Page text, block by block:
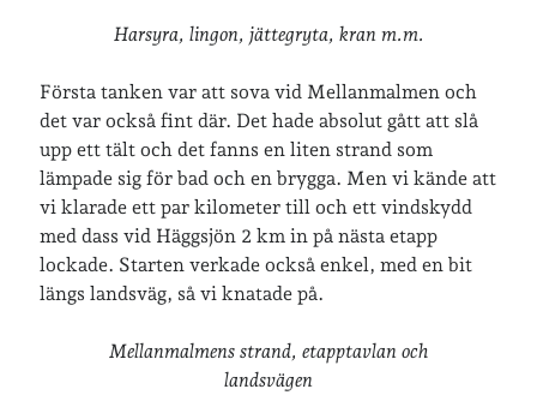
Harsyra, lingon, jättegryta, kran m.m.
Första tanken var att sova vid Mellanmalmen och
det var också fint där. Det hade absolut gått att slå
upp ett tält och det fanns en liten strand som
lämpade sig för bad och en brygga. Men vi kände att
vi klarade ett par kilometer till och ett vindskydd
med dass vid Häggsjön 2 km in på nästa etapp
lockade. Starten verkade också enkel, med en bit
längs landsväg, så vi knatade på.
Mellanmalmens strand, etapptavlan och
landsvägen